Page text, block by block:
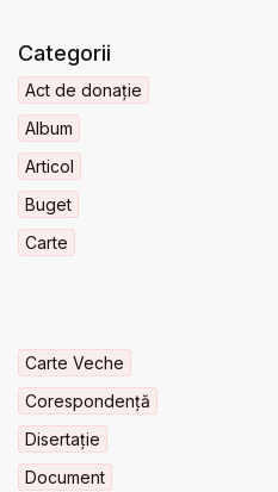
Categorii
Act de donație
Album
Articol
Buget
Carte
Carte Veche
Corespondență
Disertație
Document